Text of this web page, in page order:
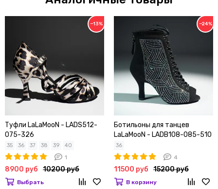
−13%
Туфли LaLaMooN - LADS512-
075-326
35 36 37 38 39 40
1
8900 руб 10200 руб
Выбрать
−24%
Ботильоны для танцев
LaLaMooN - LADB108-085-510
36
4
11500 руб 15200 руб
В корзину